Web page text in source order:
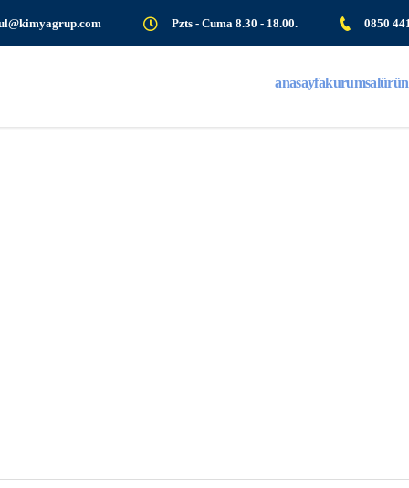
Pzts - Cuma 8.30 - 18.00. 0850
anasayfakurumsal